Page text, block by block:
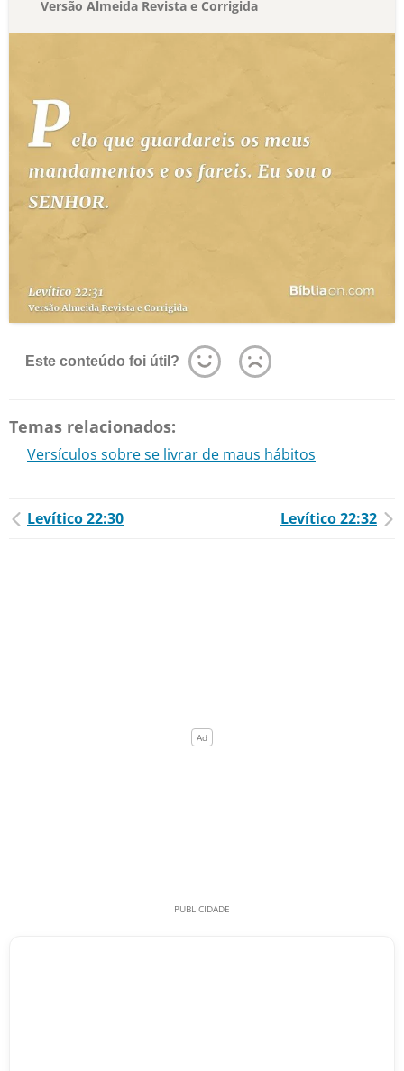
Versão Almeida Revista e Corrigida
Este conteúdo foi útil?
Temas relacionados:
Versículos sobre se livrar de maus hábitos
Levítico 22:30 Levítico 22:32